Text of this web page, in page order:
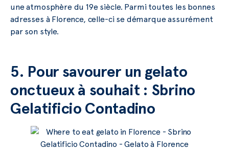
une atmosphère du 19e siècle. Parmi toutes les bonnes
adresses à Florence, celle-ci se démarque assurément
par son style.
5. Pour savourer un gelato
onctueux à souhait : Sbrino
Gelatificio Contadino